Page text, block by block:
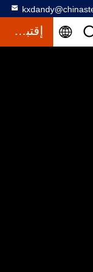
إقتباس